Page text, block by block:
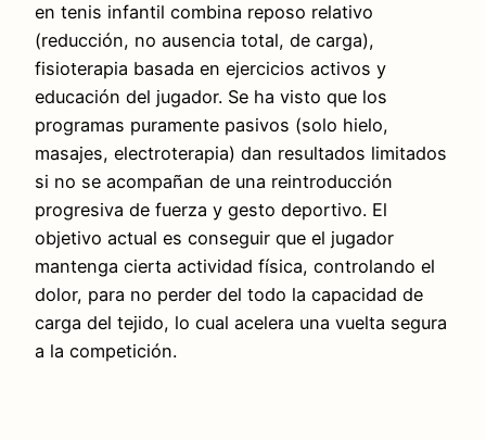
en tenis infantil combina reposo relativo
(reducción, no ausencia total, de carga),
fisioterapia basada en ejercicios activos y
educación del jugador. Se ha visto que los
programas puramente pasivos (solo hielo,
masajes, electroterapia) dan resultados limitados
si no se acompañan de una reintroducción
progresiva de fuerza y gesto deportivo. El
objetivo actual es conseguir que el jugador
mantenga cierta actividad física, controlando el
dolor, para no perder del todo la capacidad de
carga del tejido, lo cual acelera una vuelta segura
a la competición.